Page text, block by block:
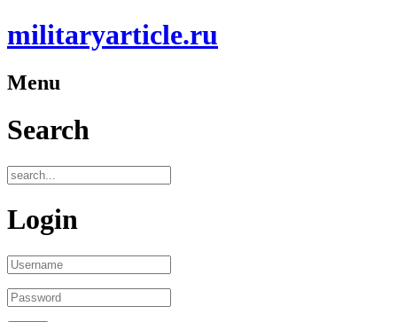
militaryarticle.ru
Menu
Search
Login